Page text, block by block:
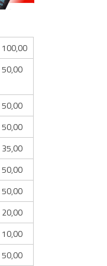
100,00
50,00
50,00
50,00
35,00
50,00
50,00
20,00
10,00
50,00